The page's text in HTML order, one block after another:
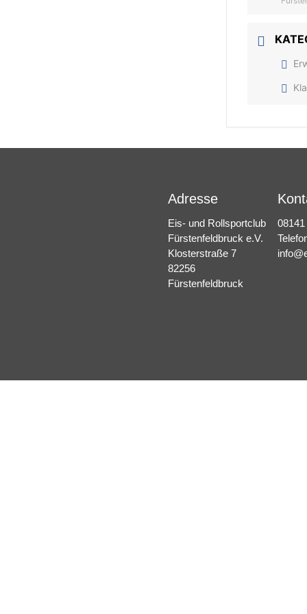
Adresse
Eis- und Rollsportclub
Fürstenfeldbruck e.V.
Klosterstraße 7
82256
Fürstenfeldbruck